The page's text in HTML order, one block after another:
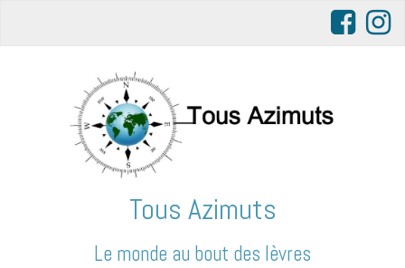
Tous Azimuts
Le monde au bout des lèvres